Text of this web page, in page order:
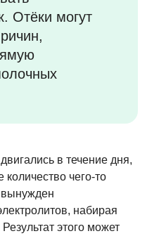
Отёки могут
в течение дня,
чего-то
вынужден
набирая
этого может